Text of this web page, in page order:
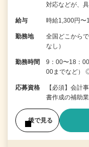
対応などが、
給与 時給1,300円
勤務地
全国どこから
なし）
勤務時間
9：00〜18：
00までなど）
応募資格
【必須】会計
書作成の補助
後で見る